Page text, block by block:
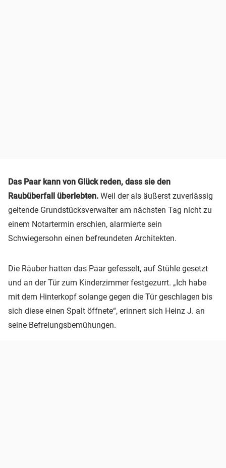
Das Paar kann von Glück reden, dass sie den
Raubüberfall überlebten. Weil der als äußerst zuverlässig
geltende Grundstücksverwalter am nächsten Tag nicht zu
einem Notartermin erschien, alarmierte sein
Schwiegersohn einen befreundeten Architekten.
Die Räuber hatten das Paar gefesselt, auf Stühle gesetzt
und an der Tür zum Kinderzimmer festgezurrt. „Ich habe
mit dem Hinterkopf solange gegen die Tür geschlagen bis
sich diese einen Spalt öffnete“, erinnert sich Heinz J. an
seine Befreiungsbemühungen.